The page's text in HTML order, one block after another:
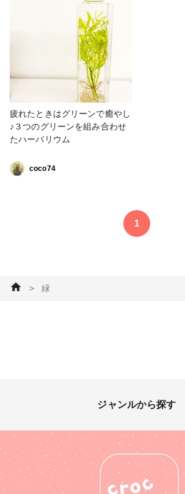
ース用にしました📍 3月17日ま
でシャムロック投稿しまーす☘️
#シャムロック #緑 #三つ葉 #
疲れたときはグリーンで癒やし
♪３つのグリーンを組み合わせ
たハーバリウム
coco74
1
＞ 緑
ジャンルから探す